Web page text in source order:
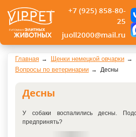
+7 (925) 858-80-
25
juoll2000@mail.ru
Главная Щенки немецкой овчарки
Вопросы по ветеринарии
Десны
Десны
У собаки воспалились десны.
предпринять?